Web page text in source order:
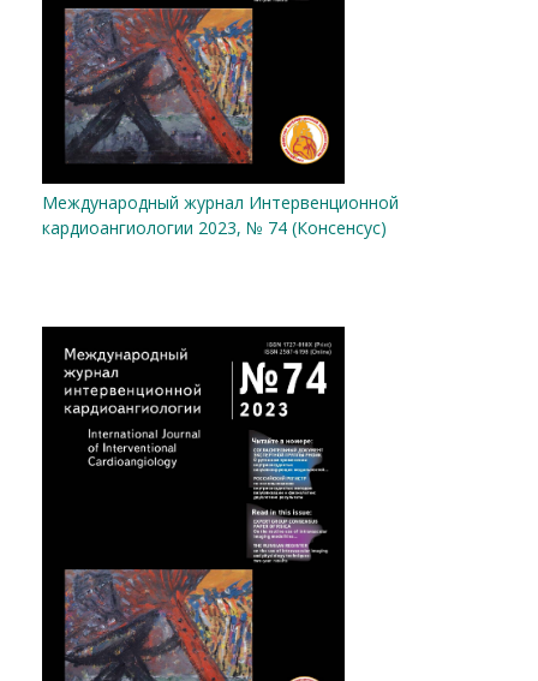
Международный журнал Интервенционной
кардиоангиологии 2023, № 74 (Консенсус)